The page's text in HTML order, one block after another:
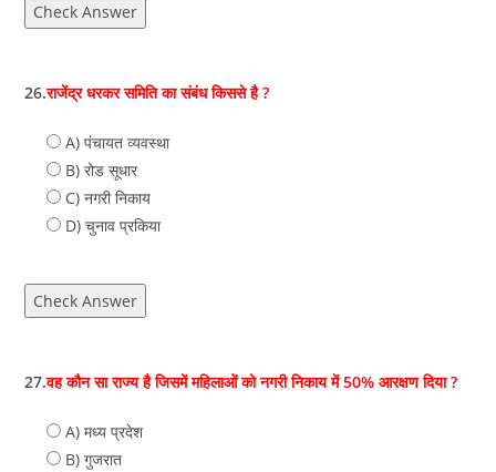
Check Answer
26.राजेंद्र धरकर समिति का संबंध किससे है ?
A) पंचायत व्‍यवस्‍था
B) रोड सूधार
C) नगरी निकाय
D) चुनाव प्रकिया
Check Answer
27.वह कौन सा राज्य है जिसमें महिलाओं को नगरी निकाय में 50% आरक्षण दिया ?
A) मध्य प्रदेश
B) गुजरात